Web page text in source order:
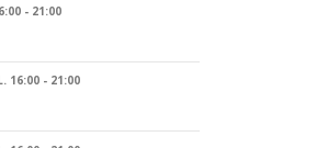
- 21:00
16:00 - 21:00